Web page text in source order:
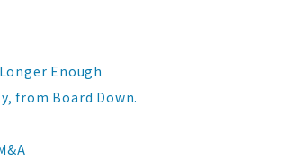
Enough
from Board Down.